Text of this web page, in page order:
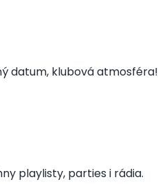
datum, klubová atmosféra!
playlisty, parties i rádia.